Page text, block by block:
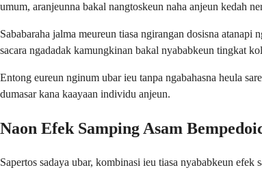
umum, aranjeunna bakal nangtoskeun naha anjeun kedah
Sababaraha jalma meureun tiasa ngirangan dosisna
sacara ngadadak kamungkinan bakal nyababkeun tingkat
Entong eureun nginum ubar ieu tanpa ngabahasna heula
dumasar kana kaayaan individu anjeun.
Naon Efek Samping Asam
Sapertos sadaya ubar, kombinasi ieu tiasa nyababkeun